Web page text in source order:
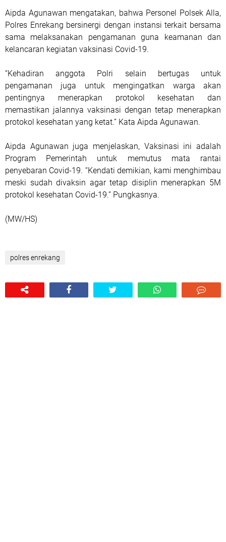
Aipda Agunawan mengatakan, bahwa Personel Polsek Alla,
Polres Enrekang bersinergi dengan instansi terkait bersama
sama melaksanakan pengamanan guna keamanan dan
kelancaran kegiatan vaksinasi Covid-19.
“Kehadiran anggota Polri selain bertugas untuk
pengamanan juga untuk mengingatkan warga akan
pentingnya menerapkan protokol kesehatan dan
memastikan jalannya vaksinasi dengan tetap menerapkan
protokol kesehatan yang ketat.” Kata Aipda Agunawan.
Aipda Agunawan juga menjelaskan, Vaksinasi ini adalah
Program Pemerintah untuk memutus mata rantai
penyebaran Covid-19. “Kendati demikian, kami menghimbau
meski sudah divaksin agar tetap disiplin menerapkan 5M
protokol kesehatan Covid-19.” Pungkasnya.
(MW/HS)
polres enrekang